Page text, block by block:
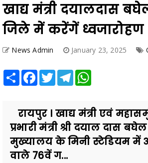
खाद्य मंत्री दयालदास
जिले में करेंगें ध्वजारोहण
News Admin January 23, 2025
Share Facebook
TwitterTelegram
रायपुर । खाद्य मंत्री एवं
प्रभारी मंत्री श्री दयाल दास
मुख्यालय के मिनी स्टेडियम में
वाले 76वें ग...